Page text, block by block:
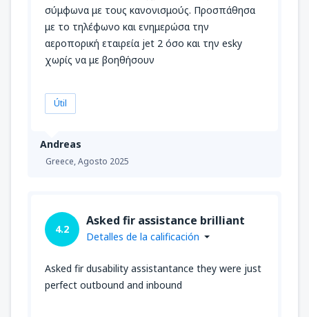
Andreas
Greece,Agosto 2025
σύμφωνα με τους κανονισμούς. Προσπάθησα
με το τηλέφωνο και ενημερώσα την
αεροπορική εταιρεία jet 2 όσο και την esky
χωρίς να με βοηθήσουν
Útil
4.2
Asked fir assistance brilliant
Detalles de la calificación
Asked fir dusability assistantance they were just
perfect outbound and inbound